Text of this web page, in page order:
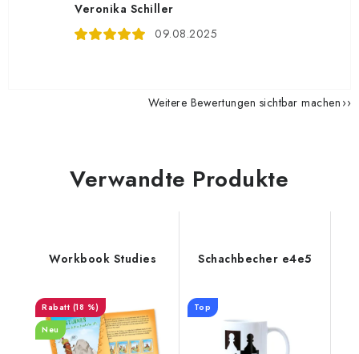
Veronika Schiller
09.08.2025
Weitere Bewertungen sichtbar machen
Verwandte Produkte
Workbook Studies
(18 %)
Neu
Schachbecher e4e5
Top